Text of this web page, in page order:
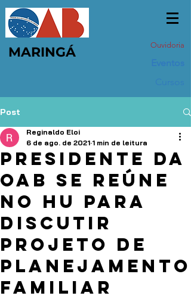
MARINGÁ Ouvidoria
Post
Presidente da
OAB se reúne
no HU para
discutir
projeto de
planejamento
familiar
Reginaldo Eloi
6 de ago. de 2021 1 min de leitura